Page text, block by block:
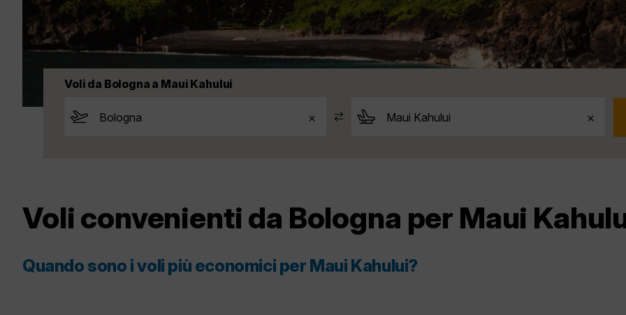
Voli da Bologna a Maui Kahului
Voli convenienti da Bologna per Maui
Quando sono i voli più economici per Maui Kahului?